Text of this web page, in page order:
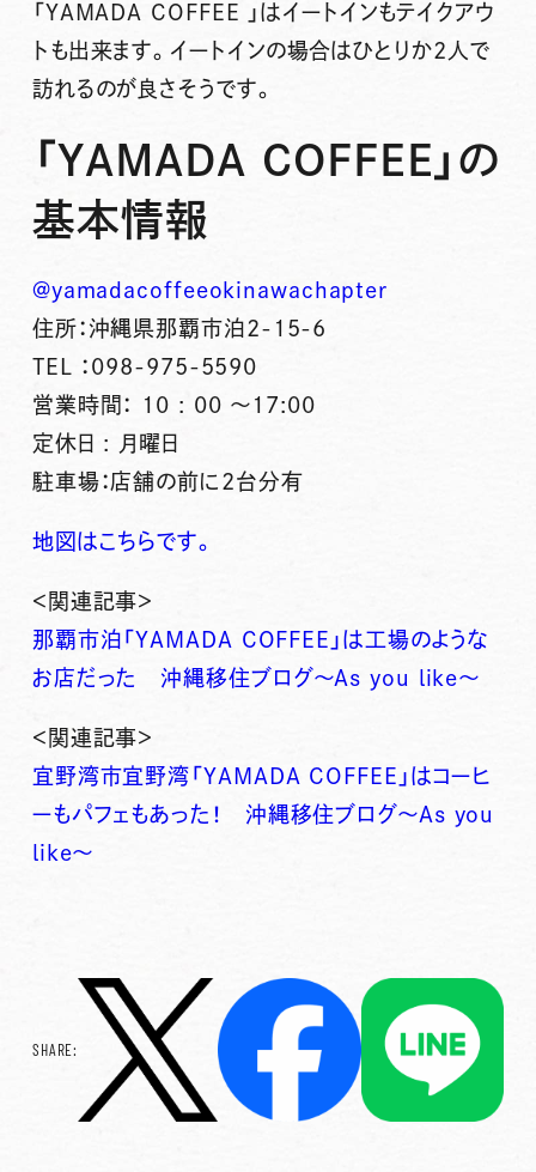
「YAMADA COFFEE 」はイートインもテイクアウ
トも出来ます。イートインの場合はひとりか2人で
訪れるのが良さそうです。
「YAMADA COFFEE」の
基本情報
@yamadacoffeeokinawachapter
住所：沖縄県那覇市泊2-15-6
TEL ：098-975-5590
営業時間： 10 : 00 ～17:00
定休日 : 月曜日
駐車場：店舗の前に2台分有
地図はこちらです。
＜関連記事＞
那覇市泊「YAMADA COFFEE」は工場のような
お店だった 沖縄移住ブログ～As you like～
＜関連記事＞
宜野湾市宜野湾「YAMADA COFFEE」はコーヒ
ーもパフェもあった！ 沖縄移住ブログ～As you
like～
SHARE: